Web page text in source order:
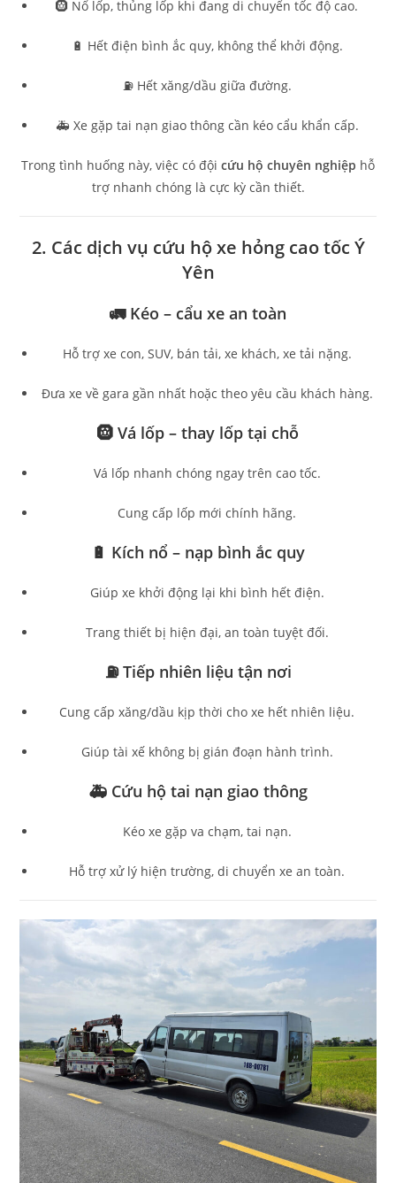
🛞 Nổ lốp, thủng lốp khi đang di chuyển tốc độ cao.
🔋 Hết điện bình ắc quy, không thể khởi động.
⛽ Hết xăng/dầu giữa đường.
🚑 Xe gặp tai nạn giao thông cần kéo cẩu khẩn cấp.
Trong tình huống này, việc có đội cứu hộ chuyên nghiệp hỗ
trợ nhanh chóng là cực kỳ cần thiết.
2. Các dịch vụ cứu hộ xe hỏng cao tốc Ý
Yên
🚛 Kéo – cẩu xe an toàn
Hỗ trợ xe con, SUV, bán tải, xe khách, xe tải nặng.
Đưa xe về gara gần nhất hoặc theo yêu cầu khách hàng.
🛞 Vá lốp – thay lốp tại chỗ
Vá lốp nhanh chóng ngay trên cao tốc.
Cung cấp lốp mới chính hãng.
🔋 Kích nổ – nạp bình ắc quy
Giúp xe khởi động lại khi bình hết điện.
Trang thiết bị hiện đại, an toàn tuyệt đối.
⛽ Tiếp nhiên liệu tận nơi
Cung cấp xăng/dầu kịp thời cho xe hết nhiên liệu.
Giúp tài xế không bị gián đoạn hành trình.
🚑 Cứu hộ tai nạn giao thông
Kéo xe gặp va chạm, tai nạn.
Hỗ trợ xử lý hiện trường, di chuyển xe an toàn.